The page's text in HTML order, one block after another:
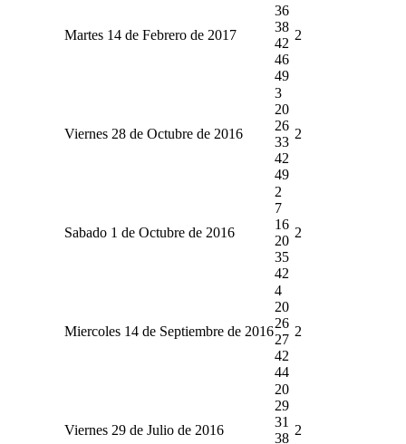
Martes 14 de Febrero de 2017
36
38
42
46
49
2
Viernes 28 de Octubre de 2016
3
20
26
33
42
49
2
Sabado 1 de Octubre de 2016
2
7
16
20
35
42
2
Miercoles 14 de Septiembre de 2016
4
20
26
27
42
44
2
Viernes 29 de Julio de 2016
20
29
31
38
2